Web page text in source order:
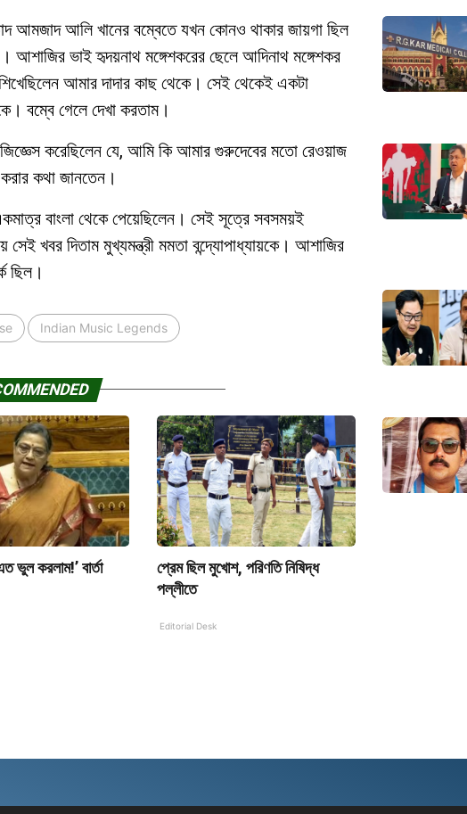
আমজাদ আলি খানের বম্বেতে যখন কোনও থাকার জায়গা ছিল
আশাজির ভাই হৃদয়নাথ মঙ্গেশকরের ছেলে আদিনাথ মঙ্গেশকর
আমার দাদার কাছ থেকে। সেই থেকেই একটা
বম্বে গেলে দেখা করতাম।
করেছিলেন যে, আমি কি আমার গুরুদেবের মতো রেওয়াজ
কথা জানতেন।
বাংলা থেকে পেয়েছিলেন। সেই সূত্রে সবসময়ই
খবর দিতাম মুখ্যমন্ত্রী মমতা বন্দ্যোপাধ্যায়কে। আশাজির
ছিল।
Indian Music Legends
ভুল করলাম!’ বার্তা
প্রেম ছিল মুখোশ, পরিণতি নিষিদ্ধ
পল্লীতে
Editorial Desk